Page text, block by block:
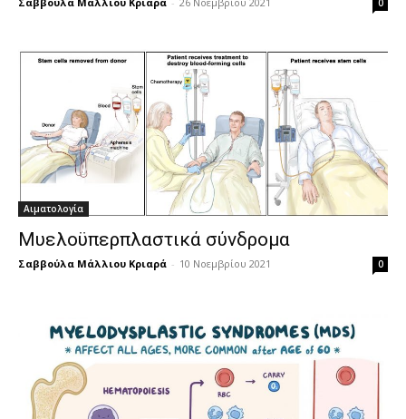
Αιματολογία
Μυελοϋπερπλαστικά σύνδρομα
Σαββούλα Μάλλιου Κριαρά - 10 Νοεμβρίου 2021 0